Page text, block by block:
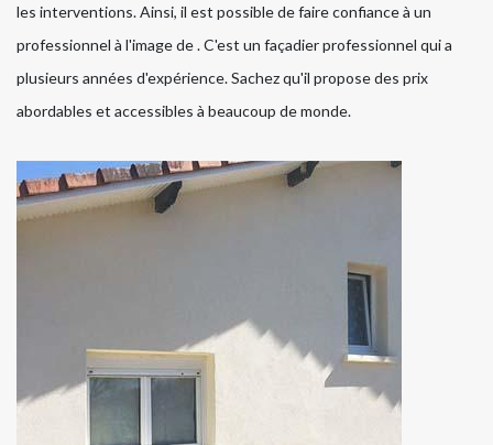
les interventions. Ainsi, il est possible de faire confiance à un
professionnel à l'image de . C'est un façadier professionnel qui a
plusieurs années d'expérience. Sachez qu'il propose des prix
abordables et accessibles à beaucoup de monde.